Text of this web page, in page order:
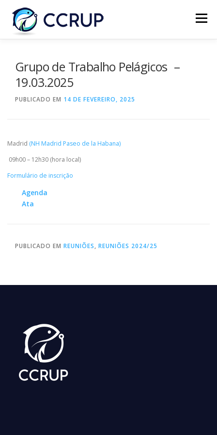
Menu
Grupo de Trabalho Pelágicos –
19.03.2025
PUBLICADO EM 14 DE FEVEREIRO, 2025
Madrid (NH Madrid Paseo de la Habana)
09h00 – 12h30 (hora local)
Formulário de inscrição
Agenda
Ata
PUBLICADO EM REUNIÕES, REUNIÕES 2024/25